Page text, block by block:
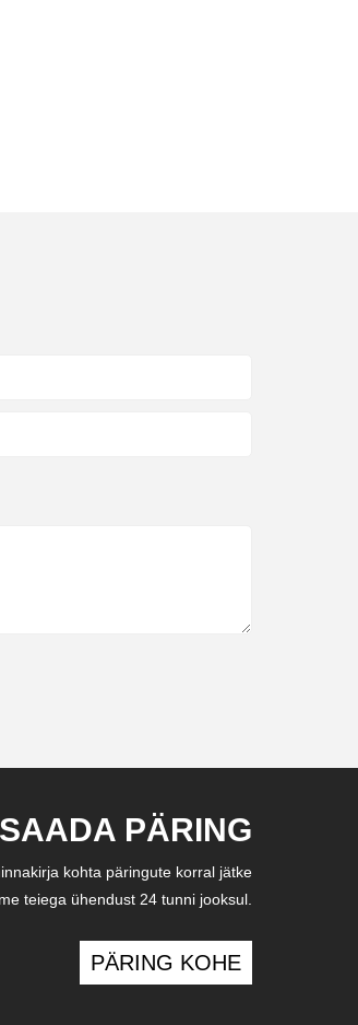
SAADA PÄRING
kohta päringute korral jätke
teiega ühendust 24 tunni jooksul.
PÄRING KOHE